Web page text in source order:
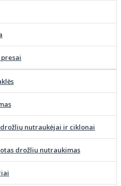
nutraukėjai ir ciklonai
drožlių nutraukimas